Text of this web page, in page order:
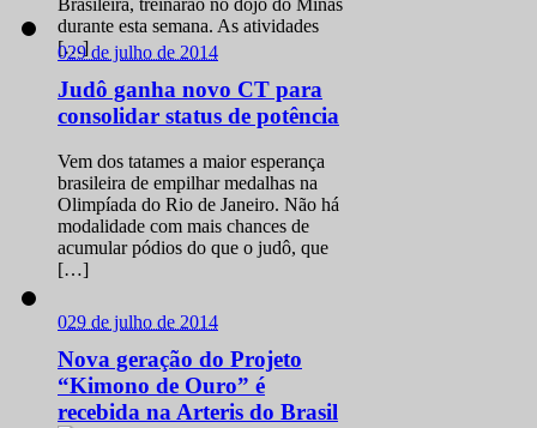
Brasileira, treinarão no dojô do Minas
durante esta semana. As atividades
[…]
029 de julho de 2014
Judô ganha novo CT para
consolidar status de potência
Vem dos tatames a maior esperança
brasileira de empilhar medalhas na
Olimpíada do Rio de Janeiro. Não há
modalidade com mais chances de
acumular pódios do que o judô, que
[…]
Nova geração do Projeto
“Kimono de Ouro” é
recebida na Arteris do Brasil